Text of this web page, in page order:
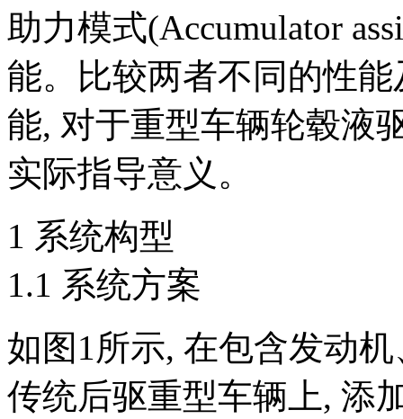
助力模式(Accumulator
能。比较两者不同的性
能, 对于重型车辆轮毂液
实际指导意义。
1 系统构型
1.1 系统方案
如图1所示, 在包含发动
传统后驱重型车辆上, 添